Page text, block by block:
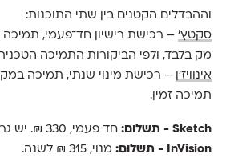
וההבדלים הקטנים בין שתי התוכנות:
סקטץ׳– רכישת רישיון חד־פעמי,
מק בלבד, ולפי הביקורות התמיכה
אינוויז׳ן – רכישת מינוי שנתי, תמיכה במק
תמיכה זמין.
Sketch - תשלום:
חד פעמי, 330 ₪. יש גרסת ניסיון.
InVision - תשלום:
מנוי, 315 ₪ לשנה.